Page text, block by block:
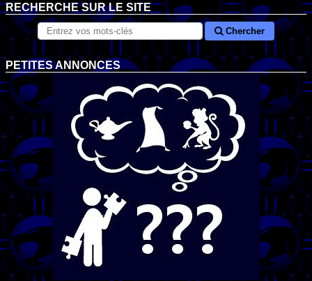
RECHERCHE SUR LE SITE
Chercher
PETITES ANNONCES